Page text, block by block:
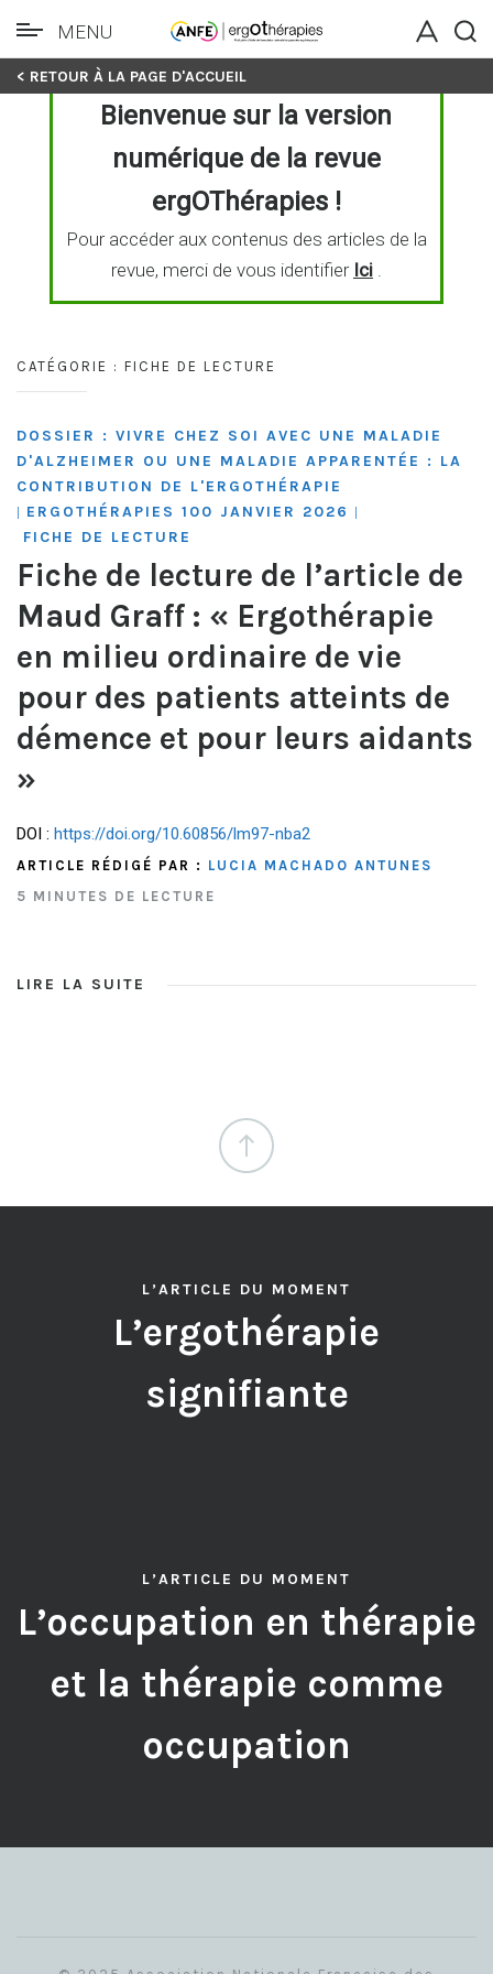
Skip
MENU
< RETOUR À LA PAGE D'ACCUEIL
Bienvenue sur la version
numérique de la revue
ergOThérapies !
Pour accéder aux contenus des articles de la
revue, merci de vous identifier Ici.
CATÉGORIE : FICHE DE LECTURE
DOSSIER : VIVRE CHEZ SOI AVEC UNE MALADIE
D'ALZHEIMER OU UNE MALADIE APPARENTÉE : LA
CONTRIBUTION DE L'ERGOTHÉRAPIE
| ERGOTHÉRAPIES 100 JANVIER 2026 |
FICHE DE LECTURE
Fiche de lecture de l’article de
Maud Graff : « Ergothérapie
en milieu ordinaire de vie
pour des patients atteints de
démence et pour leurs aidants
»
DOI : https://doi.org/10.60856/lm97-nba2
ARTICLE RÉDIGÉ PAR : LUCIA MACHADO ANTUNES
5 MINUTES DE LECTURE
LIRE LA SUITE
L’ARTICLE DU MOMENT
L’ergothérapie
signifiante
L’ARTICLE DU MOMENT
L’occupation en thérapie
et la thérapie comme
occupation